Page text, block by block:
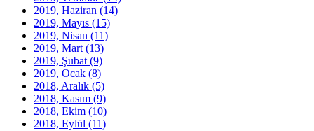
2019, Haziran (14)
2019, Mayıs (15)
2019, Nisan (11)
2019, Mart (13)
2019, Şubat (9)
2019, Ocak (8)
2018, Aralık (5)
2018, Kasım (9)
2018, Ekim (10)
2018, Eylül (11)